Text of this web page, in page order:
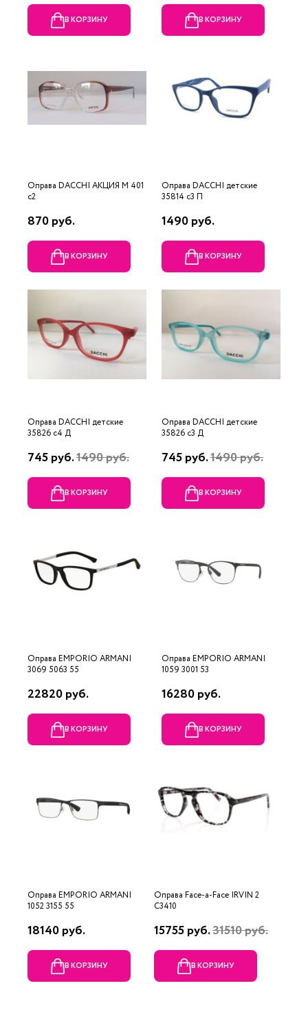
В КОРЗИНУ В КОРЗИНУ
Оправа DACCHI АКЦИЯ М 401
c2
870 руб.
В КОРЗИНУ
Оправа DACCHI детские
35814 c3 П
1490 руб.
В КОРЗИНУ
Оправа DACCHI детские
35826 c4 Д
745 руб.1490 руб.
В КОРЗИНУ
Оправа DACCHI детские
35826 c3 Д
745 руб.1490 руб.
В КОРЗИНУ
Оправа EMPORIO ARMANI
3069 5063 55
22820 руб.
В КОРЗИНУ
Оправа EMPORIO ARMANI
1059 3001 53
16280 руб.
В КОРЗИНУ
Оправа EMPORIO ARMANI
1052 3155 55
18140 руб.
В КОРЗИНУ
Оправа Face-a-Face IRVIN 2
C3410
15755 руб.31510 руб.
В КОРЗИНУ